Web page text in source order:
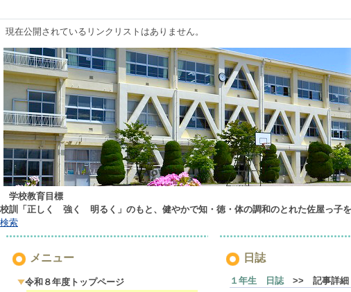
現在公開されているリンクリストはありません。
学校教育目標
校訓「正しく 強く 明るく」のもと、健やかで知・徳・体の調和のとれた佐屋っ子
検索
メニュー
令和８年度トップページ
日誌
１年生 日誌>> 記事詳細